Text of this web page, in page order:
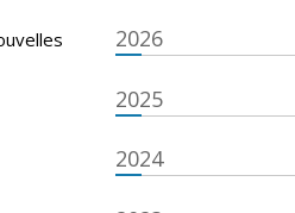
2026
2025
2024